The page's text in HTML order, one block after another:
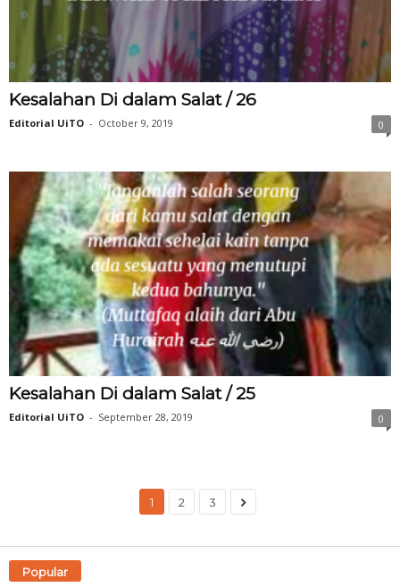
Kesalahan Di dalam Salat / 26
Editorial UiTO - October 9, 2019 0
Kesalahan Di dalam Salat / 25
Editorial UiTO - September 28, 2019 0
1 2 3
Popular